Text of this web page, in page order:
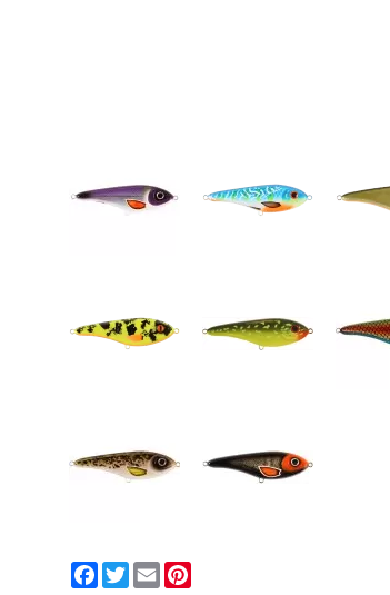
Facebook
Twitter
Email